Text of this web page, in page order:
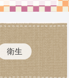
衛生